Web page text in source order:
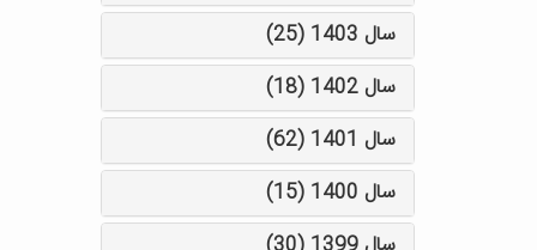
سال 1403 (25)
سال 1402 (18)
سال 1401 (62)
سال 1400 (15)